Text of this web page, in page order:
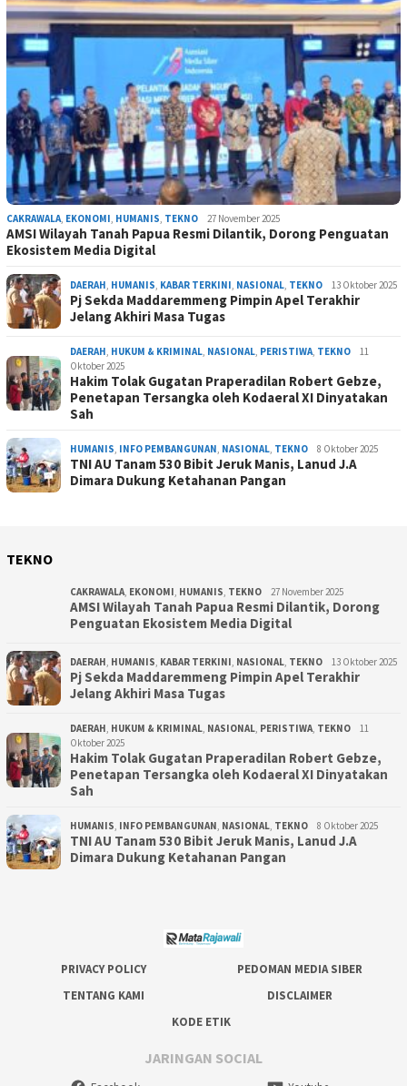
CAKRAWALA, EKONOMI, HUMANIS, TEKNO 27 November 2025
AMSI Wilayah Tanah Papua Resmi Dilantik, Dorong Penguatan
Ekosistem Media Digital
DAERAH, HUMANIS, KABAR TERKINI, NASIONAL, TEKNO 13 Oktober 2025
Pj Sekda Maddaremmeng Pimpin Apel Terakhir
Jelang Akhiri Masa Tugas
DAERAH, HUKUM & KRIMINAL, NASIONAL, PERISTIWA, TEKNO
11
Oktober 2025
Hakim Tolak Gugatan Praperadilan Robert Gebze,
Penetapan Tersangka oleh Kodaeral XI Dinyatakan
Sah
HUMANIS, INFO PEMBANGUNAN, NASIONAL, TEKNO 8 Oktober 2025
TNI AU Tanam 530 Bibit Jeruk Manis, Lanud J.A
Dimara Dukung Ketahanan Pangan
TEKNO
CAKRAWALA, EKONOMI, HUMANIS, TEKNO 27 November 2025
AMSI Wilayah Tanah Papua Resmi Dilantik, Dorong
Penguatan Ekosistem Media Digital
DAERAH, HUMANIS, KABAR TERKINI, NASIONAL, TEKNO 13 Oktober 2025
Pj Sekda Maddaremmeng Pimpin Apel Terakhir
Jelang Akhiri Masa Tugas
DAERAH, HUKUM & KRIMINAL, NASIONAL, PERISTIWA, TEKNO
11
Oktober 2025
Hakim Tolak Gugatan Praperadilan Robert Gebze,
Penetapan Tersangka oleh Kodaeral XI Dinyatakan
Sah
HUMANIS, INFO PEMBANGUNAN, NASIONAL, TEKNO 8 Oktober 2025
TNI AU Tanam 530 Bibit Jeruk Manis, Lanud J.A
Dimara Dukung Ketahanan Pangan
PRIVACY POLICY
PEDOMAN MEDIA SIBER
TENTANG KAMI
DISCLAIMER
KODE ETIK
JARINGAN SOCIAL